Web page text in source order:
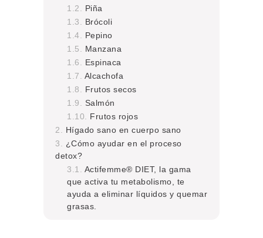
Piña
Brócoli
Pepino
Manzana
Espinaca
Alcachofa
Frutos secos
Salmón
Frutos rojos
Hígado sano en cuerpo sano
¿Cómo ayudar en el proceso
detox?
Actifemme® DIET, la gama
que activa tu metabolismo, te
ayuda a eliminar líquidos y quemar
grasas.